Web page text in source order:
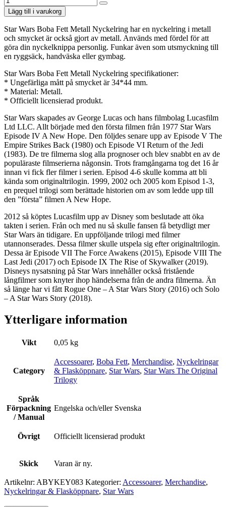
Lägg till i varukorg
Star Wars Boba Fett Metall Nyckelring har en nyckelring i metall
och smycket är också gjort av metall. Används med fördel för att
göra din nyckelknippa personlig. Funkar även som utsmyckning till
en ryggsäck, handväska eller gymbag.
Star Wars Boba Fett Metall Nyckelring specifikationer:
* Ungefärliga mått på smycket är 34*44 mm.
* Material: Metall.
* Officiellt licensierad produkt.
Star Wars skapades av George Lucas och hans filmbolag Lucasfilm
Ltd LLC. Allt började med den första filmen från 1977 Star Wars
Episode IV A New Hope. Den följdes senare upp av Episode V The
Empire Strikes Back (1980) och Episode VI Return of the Jedi
(1983). De tre filmerna slog alla prognoser och blev snabbt en av de
populäraste filmserierna någonsin. Trots framgångarna tog det 16 år
innan vi fick fler filmer i serien. Episod 4-6 skulle komma att bli
kända som originaltrilogin. 1999, 2002 och 2005 kom Episod 1-3,
en prequel trilogi som berättade historien om av som ledde upp till
den ”första” filmen A New Hope.
2012 så köptes Lucasfilm upp av Disney som beslutade att öka
takten i serien. Från och med nu så skulle fansen få betydligt mer
Star Wars än tidigare. En uppföljande trilogi med filmer
utannonserades. Dessa filmer skulle utspela sig efter originaltrilogin.
Dessa är Episode VII The Force Awakens (2015), Episode VIII The
Last Jedi (2017) och Episode IX The Rise of Skywalker (2019).
Disneys nysatsning på Star Wars innehåller också fristående
långfilmer som knyter ihop händelserna från de andra filmerna. Än
så länge har vi fått Rogue One – A Star Wars Story (2016) och Solo
– A Star Wars Story (2018).
Ytterligare information
Vikt 0,05 kg
Category
Accessoarer, Boba Fett, Merchandise, Nyckelringar
& Flasköppnare, Star Wars, Star Wars The Original
Trilogy
Språk
Förpackning
/ Manual
Engelska och/eller Svenska
Övrigt Officiellt licensierad produkt
Skick Varan är ny.
Artikelnr: ABYKEY083 Kategorier: Accessoarer, Merchandise,
Nyckelringar & Flasköppnare, Star Wars